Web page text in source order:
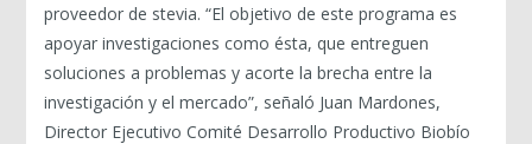
proveedor de stevia. “El objetivo de este programa es
apoyar investigaciones como ésta, que entreguen
soluciones a problemas y acorte la brecha entre la
investigación y el mercado”, señaló Juan Mardones,
Director Ejecutivo Comité Desarrollo Productivo Biobío